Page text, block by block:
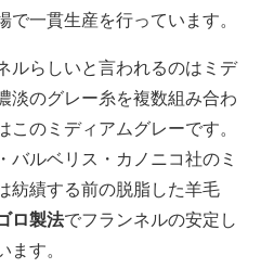
で一貫生産を行っています。
ルらしいと言われるのはミデ
淡のグレー糸を複数組み合わ
のミディアムグレーです。
バルベリス・カノニコ社のミ
紡績する前の脱脂した羊毛
ロ製法でフランネルの安定し
ます。